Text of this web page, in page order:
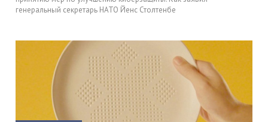
генеральный секретарь НАТО Йенс Столтенбе